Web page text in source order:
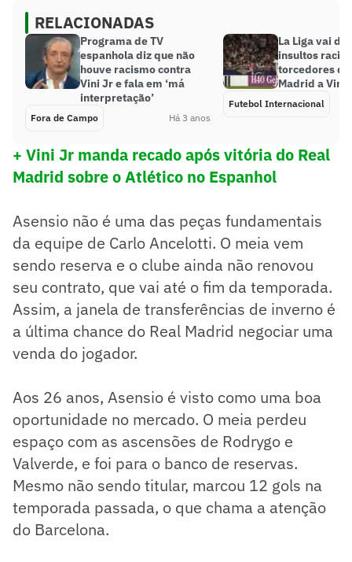
RELACIONADAS
Programa de TV
espanhola diz que não
houve racismo contra
Vini Jr e fala em ‘má
interpretação’
Fora de Campo Há 3 anos
La Liga vai
insultos
torcedores
Madrid a Vini
Futebol Internacional
+ Vini Jr manda recado após vitória do Real
Madrid sobre o Atlético no Espanhol
Asensio não é uma das peças fundamentais
da equipe de Carlo Ancelotti. O meia vem
sendo reserva e o clube ainda não renovou
seu contrato, que vai até o fim da temporada.
Assim, a janela de transferências de inverno é
a última chance do Real Madrid negociar uma
venda do jogador.
Aos 26 anos, Asensio é visto como uma boa
oportunidade no mercado. O meia perdeu
espaço com as ascensões de Rodrygo e
Valverde, e foi para o banco de reservas.
Mesmo não sendo titular, marcou 12 gols na
temporada passada, o que chama a atenção
do Barcelona.